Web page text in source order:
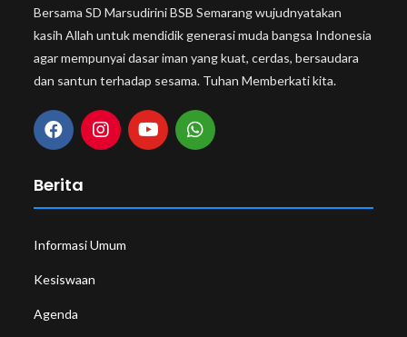
Bersama SD Marsudirini BSB Semarang wujudnyatakan
kasih Allah untuk mendidik generasi muda bangsa Indonesia
agar mempunyai dasar iman yang kuat, cerdas, bersaudara
dan santun terhadap sesama. Tuhan Memberkati kita.
Berita
Informasi Umum
Kesiswaan
Agenda